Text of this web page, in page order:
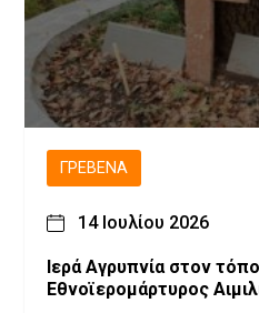
ΓΡΕΒΕΝΆ
14 Ιουλίου 2026
Ιερά Αγρυπνία στον
Εθνοϊερομάρτυρος